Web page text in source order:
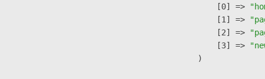
                    [0] =>
                    [1] =>
                    [2] =>
                    [3] =>
                )